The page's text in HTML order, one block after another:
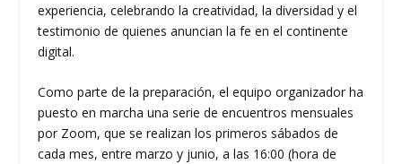
experiencia, celebrando la creatividad, la diversidad y el
testimonio de quienes anuncian la fe en el continente
digital.
Como parte de la preparación, el equipo organizador ha
puesto en marcha una serie de encuentros mensuales
por Zoom, que se realizan los primeros sábados de
cada mes, entre marzo y junio, a las 16:00 (hora de